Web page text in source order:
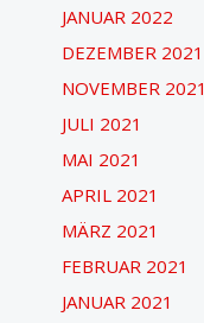
JANUAR 2022
DEZEMBER 2021
NOVEMBER 2021
JULI 2021
MAI 2021
APRIL 2021
MÄRZ 2021
FEBRUAR 2021
JANUAR 2021